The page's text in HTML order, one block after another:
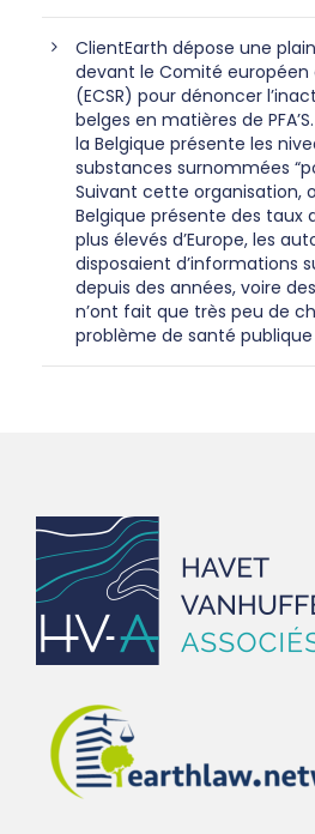
ClientEarth dépose une
devant le Comité européen
(ECSR) pour dénoncer
belges en matières de
la Belgique présente les
substances surnommées
Suivant cette organisation,
Belgique présente des taux
plus élevés d’Europe, les
disposaient d’informations
depuis des années, voire
n’ont fait que très peu de
problème de santé publique